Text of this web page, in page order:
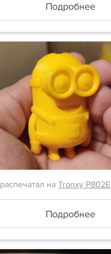
Подробнее
распечатал на Tronxy P802E
Подробнее